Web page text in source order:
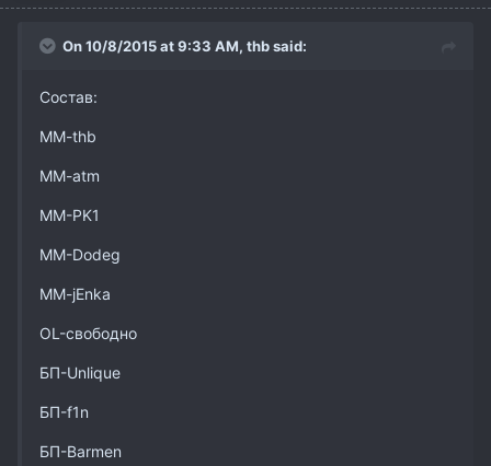
On 10/8/2015 at 9:33 AM, thbsaid:
Состав:
MM-thb
MM-atm
MM-PK1
MM-Dodeg
MM-jEnka
OL-свободно
БП-Unlique
БП-f1n
БП-Barmen